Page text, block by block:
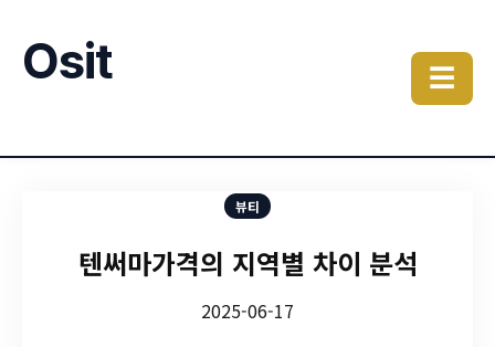
Osit ☰
뷰티
텐써마가격의 지역별 차이 분석
2025-06-17